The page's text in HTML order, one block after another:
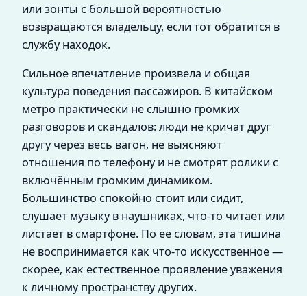
или зонты с большой вероятностью
возвращаются владельцу, если тот обратится в
службу находок.
Сильное впечатление произвела и общая
культура поведения пассажиров. В китайском
метро практически не слышно громких
разговоров и скандалов: люди не кричат друг
другу через весь вагон, не выясняют
отношения по телефону и не смотрят ролики с
включённым громким динамиком.
Большинство спокойно стоит или сидит,
слушает музыку в наушниках, что‑то читает или
листает в смартфоне. По её словам, эта тишина
не воспринимается как что‑то искусственное —
скорее, как естественное проявление уважения
к личному пространству других.